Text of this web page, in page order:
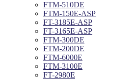
FTM-510DE
FTM-150E-ASP
FT-3185E-ASP
FT-3165E-ASP
FTM-300DE
FTM-200DE
FTM-6000E
FTM-3100E
FT-2980E